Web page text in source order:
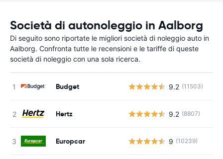
Società di autonoleggio in Aalborg
Di seguito sono riportate le migliori società di noleggio auto in
Aalborg. Confronta tutte le recensioni e le tariffe di queste
società di noleggio con una sola ricerca.
Budget 9.2 (11503)
Hertz 9.2 (8807)
Europcar 9 (10239)